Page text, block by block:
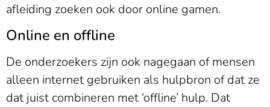
afleiding zoeken ook door online gamen.
Online en offline
De onderzoekers zijn ook nagegaan of mensen
alleen internet gebruiken als hulpbron of dat ze
dat juist combineren met ‘offline’ hulp. Dat